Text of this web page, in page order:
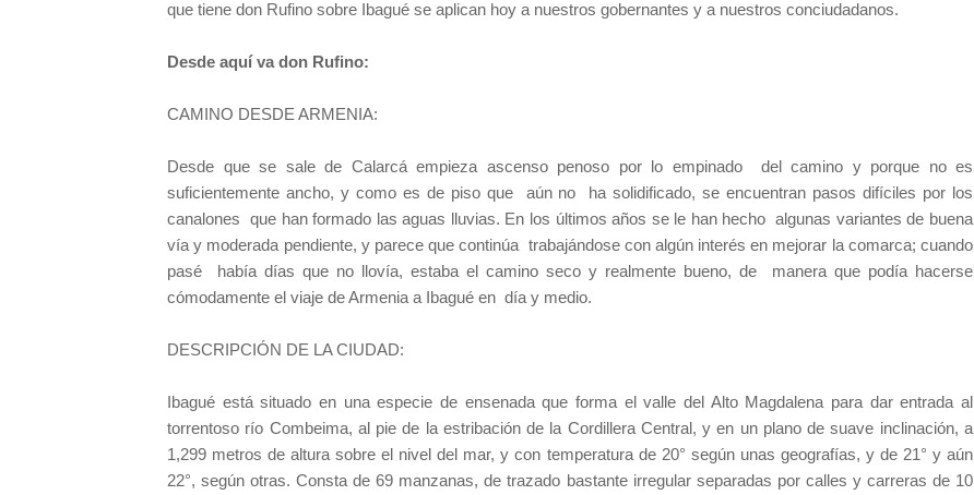
que tiene don Rufino sobre Ibagué se aplican hoy a nuestros gobernantes y a nuestros conciudadanos.
Desde aquí va don Rufino:
CAMINO DESDE ARMENIA:
Desde que se sale de Calarcá empieza ascenso penoso por lo empinado
del camino y porque no es
suficientemente ancho, y como es de piso que
aún no
ha solidificado, se encuentran pasos difíciles por los
canalones
que han formado las aguas lluvias. En los últimos años se le han hecho algunas variantes de buena
vía y moderada pendiente, y parece que continúa trabajándose con algún interés en mejorar la comarca; cuando
pasé
había días que no llovía, estaba el camino seco y realmente bueno, de
manera que podía hacerse
cómodamente el viaje de Armenia a Ibagué en día y medio.
DESCRIPCIÓN DE LA CIUDAD:
Ibagué está situado en una especie de ensenada que forma el valle del Alto Magdalena para dar entrada al
torrentoso río Combeima, al pie de la estribación de la Cordillera Central, y en un plano de suave inclinación, a
1,299 metros de altura sobre el nivel del mar, y con temperatura de 20° según unas geografías, y de 21° y aún
22°, según otras. Consta de 69 manzanas, de trazado bastante irregular separadas por calles y carreras de 10